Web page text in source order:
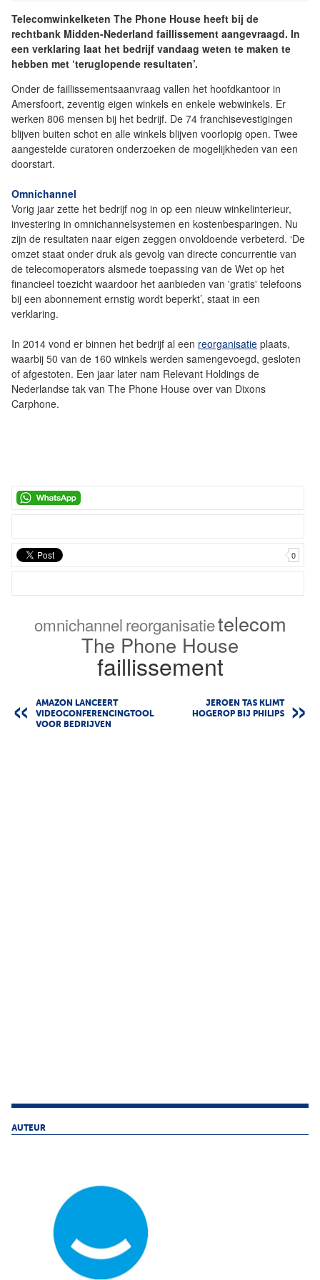
Telecomwinkelketen The Phone House heeft bij de
rechtbank Midden-Nederland faillissement aangevraagd. In
een verklaring laat het bedrijf vandaag weten te maken te
hebben met ‘teruglopende resultaten’.
Onder de faillissementsaanvraag vallen het hoofdkantoor in
Amersfoort, zeventig eigen winkels en enkele webwinkels. Er
werken 806 mensen bij het bedrijf. De 74 franchisevestigingen
blijven buiten schot en alle winkels blijven voorlopig open. Twee
aangestelde curatoren onderzoeken de mogelijkheden van een
doorstart.
Omnichannel
Vorig jaar zette het bedrijf nog in op een nieuw winkelinterieur,
investering in omnichannelsystemen en kostenbesparingen. Nu
zijn de resultaten naar eigen zeggen onvoldoende verbeterd. ‘De
omzet staat onder druk als gevolg van directe concurrentie van
de telecomoperators alsmede toepassing van de Wet op het
financieel toezicht waardoor het aanbieden van 'gratis' telefoons
bij een abonnement ernstig wordt beperkt’, staat in een
verklaring.
In 2014 vond er binnen het bedrijf al een reorganisatie plaats,
waarbij 50 van de 160 winkels werden samengevoegd, gesloten
of afgestoten. Een jaar later nam Relevant Holdings de
Nederlandse tak van The Phone House over van Dixons
Carphone.
0
omnichannelreorganisatietelecom
The Phone House
faillissement
AMAZON LANCEERT
VIDEOCONFERENCINGTOOL
VOOR BEDRIJVEN
JEROEN TAS KLIMT
HOGEROP BIJ PHILIPS
AUTEUR